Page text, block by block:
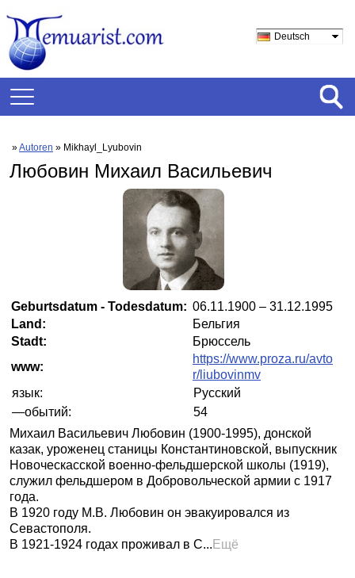
Deutsch
»Autoren » Mikhayl_Lyubovin
Любовин Михаил Васильевич
Geburtsdatum - Todesdatum: 06.11.1900 – 31.12.1995
Land:
Бельгия
Stadt:
Брюссель
www:
https://www.proza.ru/avto
r/liubovinmv
язык:
Русский
—обытий:
54
Михаил Васильевич Любовин (1900-1995), донской
казак, уроженец станицы Константиновской, выпускник
Новоческасской военно-фельдшерской школы (1919),
служил фельдшером в Добровольческой армии с 1917
года.
В 1920 году М.В. Любовин он эвакуировался из
Севастополя.
В 1921-1924 годах проживал в С... Ещё